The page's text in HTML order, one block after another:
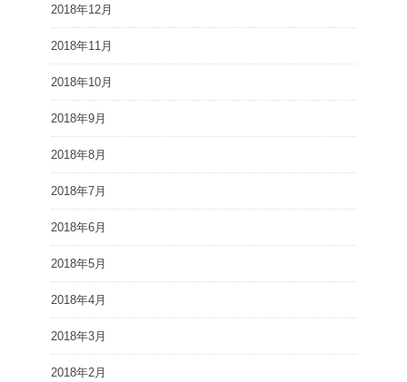
2018年12月
2018年11月
2018年10月
2018年9月
2018年8月
2018年7月
2018年6月
2018年5月
2018年4月
2018年3月
2018年2月